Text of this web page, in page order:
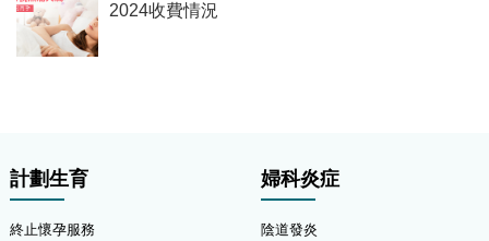
2024收費情況
計劃生育
終止懷孕服務
婦科炎症
陰道發炎